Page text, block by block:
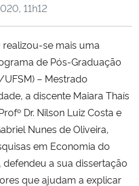
e Comunicações
Humanos
11h12
se mais uma
de Pós-Graduação
– Mestrado
a discente Maiara Thaís
Dr. Nilson Luiz Costa e
Nunes de Oliveira,
em Economia do
a sua dissertação
que ajudam a explicar